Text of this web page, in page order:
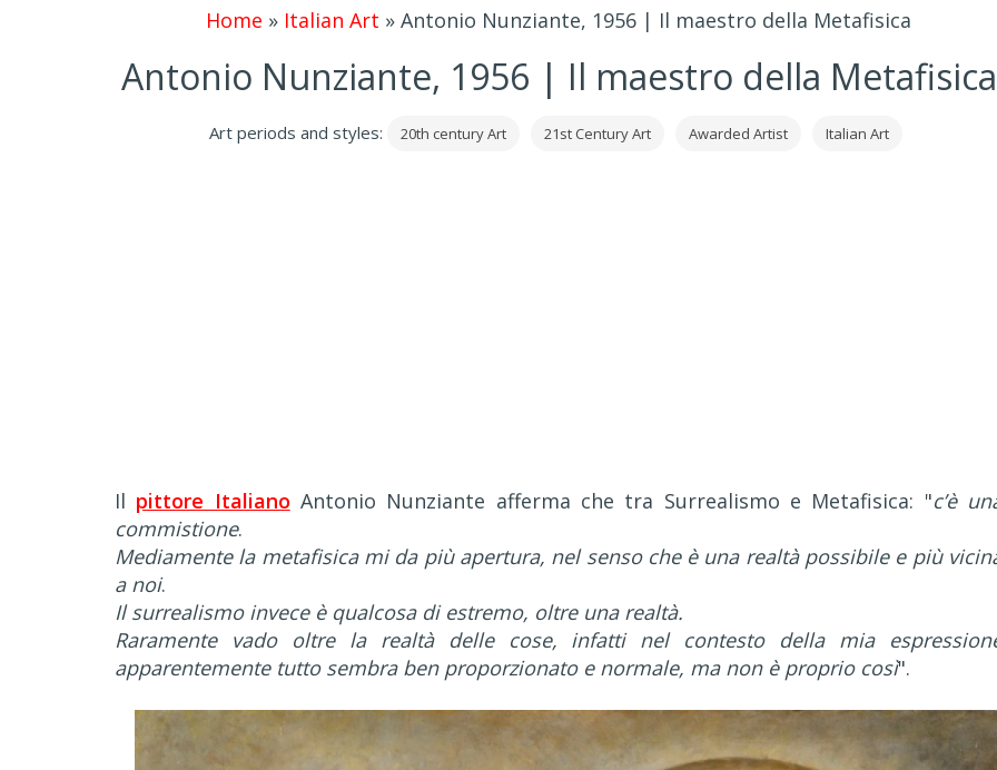
Home » Italian Art » Antonio Nunziante, 1956 | Il maestro della Metafisica
Antonio Nunziante, 1956 | Il maestro della Metafisica
Art periods and styles: 20th century Art 21st Century Art Awarded Artist Italian Art
Il pittore Italiano Antonio Nunziante afferma che tra Surrealismo e Metafisica: "c’è
commistione.
Mediamente la metafisica mi da più apertura, nel senso che è una realtà possibile e più
a noi.
Il surrealismo invece è qualcosa di estremo, oltre una realtà.
Raramente vado oltre la realtà delle cose, infatti nel contesto della mia
apparentemente tutto sembra ben proporzionato e normale, ma non è proprio così".